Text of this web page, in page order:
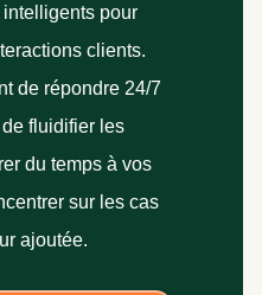
pour
clients.
de répondre 24/7
fluidifier les
du temps à vos
sur les cas
ajoutée.